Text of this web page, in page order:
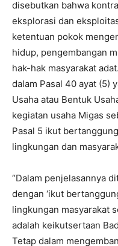
disebutkan bahwa
eksplorasi dan
ketentuan pokok
hidup, pengembangan
hak-hak masyarakat
dalam Pasal 40 ayat (5)
Usaha atau Bentuk
kegiatan usaha Migas
Pasal 5 ikut
lingkungan dan
“Dalam penjelasannya
dengan ‘ikut
lingkungan masyarakat
adalah keikutsertaan
Tetap dalam